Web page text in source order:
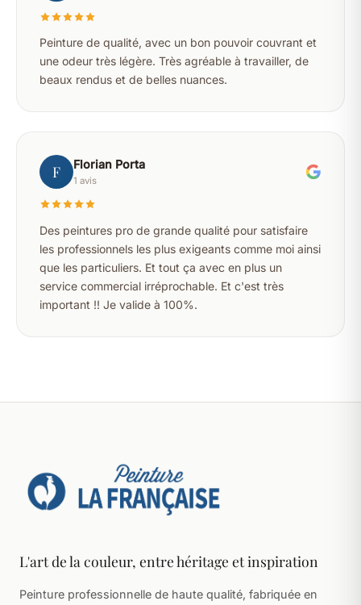
Peinture de qualité, avec un bon pouvoir couvrant et
une odeur très légère. Très agréable à travailler, de
beaux rendus et de belles nuances.
F Florian Porta
1 avis
Des peintures pro de grande qualité pour satisfaire
les professionnels les plus exigeants comme moi ainsi
que les particuliers. Et tout ça avec en plus un
service commercial irréprochable. Et c'est très
important !! Je valide à 100%.
L'art de la couleur, entre héritage et inspiration
Peinture professionnelle de haute qualité, fabriquée en